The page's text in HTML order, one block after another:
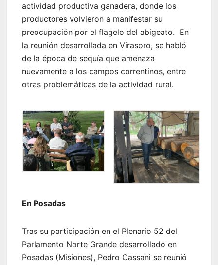
actividad productiva ganadera, donde los
productores volvieron a manifestar su
preocupación por el flagelo del abigeato. En
la reunión desarrollada en Virasoro, se habló
de la época de sequía que amenaza
nuevamente a los campos correntinos, entre
otras problemáticas de la actividad rural.
En Posadas
Tras su participación en el Plenario 52 del
Parlamento Norte Grande desarrollado en
Posadas (Misiones), Pedro Cassani se reunió